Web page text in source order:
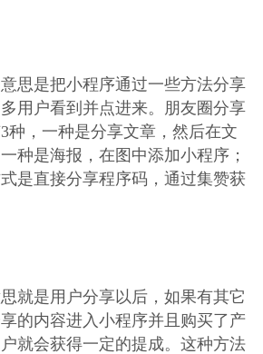
是把小程序通过一些方法分享
用户看到并点进来。朋友圈分享
种，一种是分享文章，然后在文
种是海报，在图中添加小程序；
是直接分享程序码，通过集赞获
是用户分享以后，如果有其它
的内容进入小程序并且购买了产
就会获得一定的提成。这种方法